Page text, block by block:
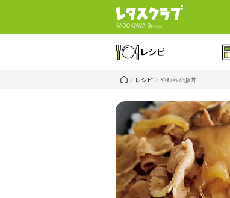
レシピ
レシピ やわらか豚丼